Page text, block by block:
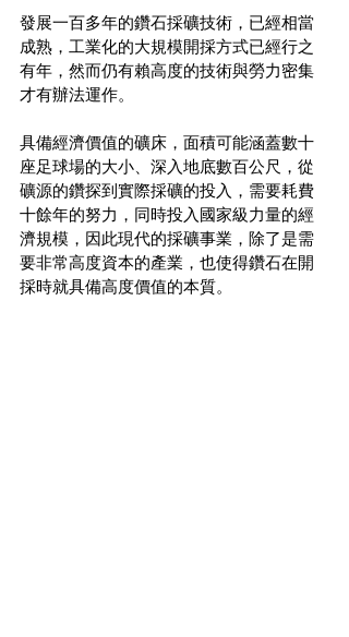
發展一百多年的鑽石採礦技術，已經相當
成熟，工業化的大規模開採方式已經行之
有年，然而仍有賴高度的技術與勞力密集
才有辦法運作。
具備經濟價值的礦床，面積可能涵蓋數十
座足球場的大小、深入地底數百公尺，從
礦源的鑽探到實際採礦的投入，需要耗費
十餘年的努力，同時投入國家級力量的經
濟規模，因此現代的採礦事業，除了是需
要非常高度資本的產業，也使得鑽石在開
採時就具備高度價值的本質。